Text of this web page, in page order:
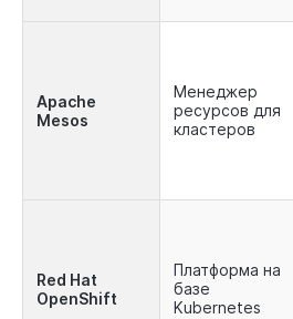
Apache
Mesos
Менеджер
ресурсов для
кластеров
Red Hat
OpenShift
Платформа на
базе
Kubernetes